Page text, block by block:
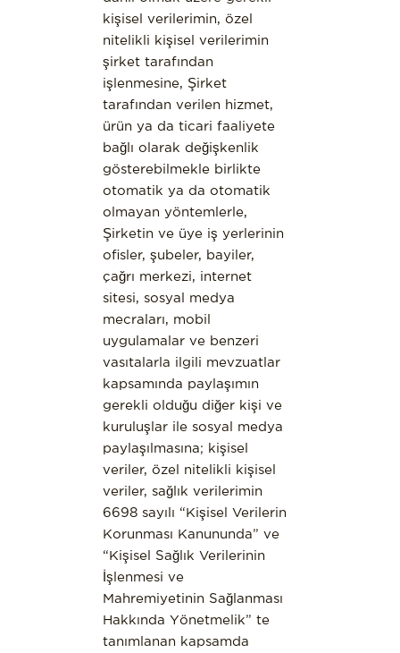
kişisel verilerimin, özel
nitelikli kişisel verilerimin
şirket tarafından
işlenmesine, Şirket
tarafından verilen hizmet,
ürün ya da ticari faaliyete
bağlı olarak değişkenlik
gösterebilmekle birlikte
otomatik ya da otomatik
olmayan yöntemlerle,
Şirketin ve üye iş yerlerinin
ofisler, şubeler, bayiler,
çağrı merkezi, internet
sitesi, sosyal medya
mecraları, mobil
uygulamalar ve benzeri
vasıtalarla ilgili mevzuatlar
kapsamında paylaşımın
gerekli olduğu diğer kişi ve
kuruluşlar ile sosyal medya
paylaşılmasına; kişisel
veriler, özel nitelikli kişisel
veriler, sağlık verilerimin
6698 sayılı “Kişisel Verilerin
Korunması Kanununda” ve
“Kişisel Sağlık Verilerinin
İşlenmesi ve
Mahremiyetinin Sağlanması
Hakkında Yönetmelik” te
tanımlanan kapsamda